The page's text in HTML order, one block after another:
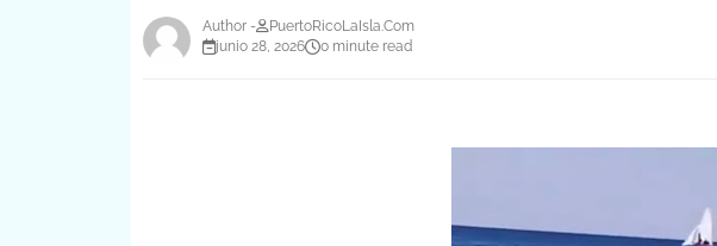
PuertoRicoLaIsla.Com
junio 28, 2026
0 minute read